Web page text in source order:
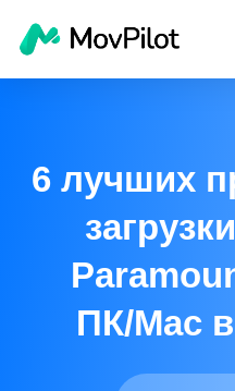
6 лучших
ПК/Mac